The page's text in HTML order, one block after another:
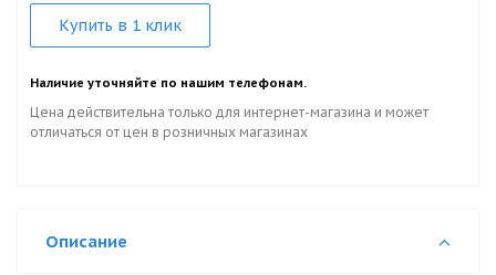
Купить в 1 клик
Наличие уточняйте по нашим телефонам.
Цена действительна только для интернет-магазина и может
отличаться от цен в розничных магазинах
Описание